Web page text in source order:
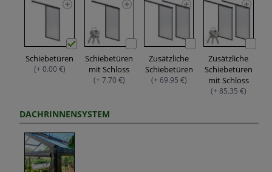
Schiebetüren
(+ 0.00 €)
Schiebetüren
mit Schloss
(+ 7.70 €)
Zusätzliche
Schiebetüren
(+ 69.95 €)
Zusätzliche
Schiebetüren
mit Schloss
(+ 85.35 €)
DACHRINNENSYSTEM